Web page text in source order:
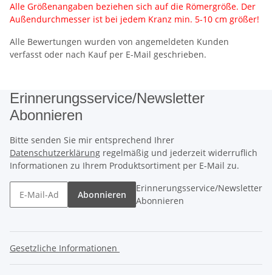
Alle Größenangaben beziehen sich auf die Römergröße. Der
Außendurchmesser ist bei jedem Kranz min. 5-10 cm größer!
Alle Bewertungen wurden von angemeldeten Kunden
verfasst oder nach Kauf per E-Mail geschrieben.
Erinnerungsservice/Newsletter
Abonnieren
Bitte senden Sie mir entsprechend Ihrer
Datenschutzerklärung regelmäßig und jederzeit widerruflich
Informationen zu Ihrem Produktsortiment per E-Mail zu.
Abonnieren
Erinnerungsservice/Newsletter
Abonnieren
Gesetzliche Informationen